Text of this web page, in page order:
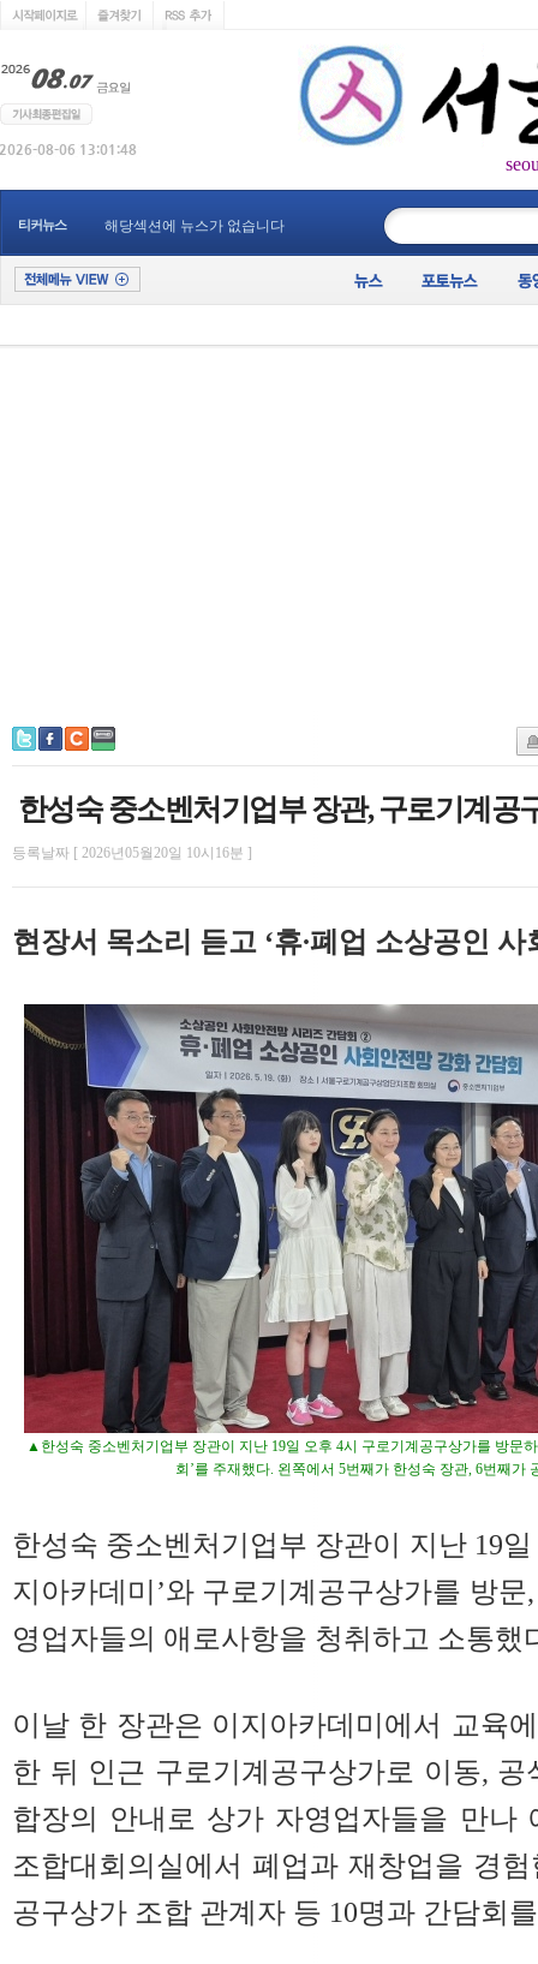
티커뉴스 해당섹션에 뉴스가 없습니다
한성숙 중소벤처기업부 장관, 구로기계공
등록날짜 [ 2026년05월20일 10시16분 ]
현장서 목소리 듣고 ‘휴∙폐업 소상공인
▲한성숙 중소벤처기업부 장관이 지난 19일 오후 4시 구로기계공구상가를 방문
회’를 주재했다. 왼쪽에서 5번째가 한성숙 장관, 6번째가
한성숙 중소벤처기업부 장관이 지난 19
지아카데미’와 구로기계공구상가를 방
영업자들의 애로사항을 청취하고 소통했
이날 한 장관은 이지아카데미에서 교육
한 뒤 인근 구로기계공구상가로 이동,
합장의 안내로 상가 자영업자들을 만나
조합대회의실에서 폐업과 재창업을 경
공구상가 조합 관계자 등 10명과 간담회